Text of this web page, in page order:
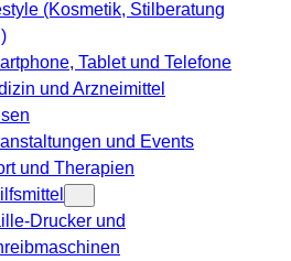
(Kosmetik, Stilberatung
Tablet und Telefone
und Arzneimittel
und Events
und Therapien
Drucker und